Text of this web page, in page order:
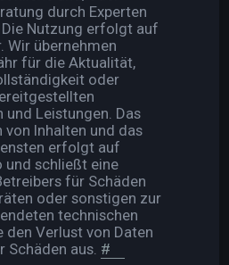
durch Experten
Nutzung erfolgt auf
Wir übernehmen
für die Aktualität,
oder
Leistungen. Das
von Inhalten und das
erfolgt auf
und schließt eine
für Schäden
oder sonstigen zur
technischen
den Verlust von Daten
Schäden aus. #